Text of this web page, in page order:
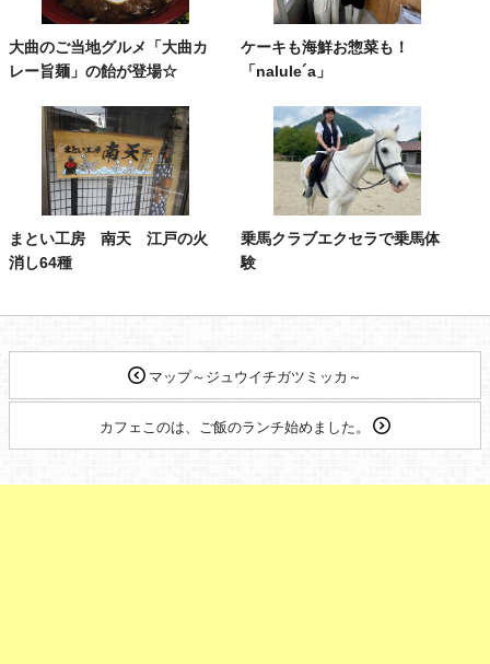
大曲のご当地グルメ「大曲カ
レー旨麺」の飴が登場☆
ケーキも海鮮お惣菜も！
「nalule´a」
まとい工房 南天 江戸の火
消し64種
乗馬クラブエクセラで乗馬体
験
マップ～ジュウイチガツミッカ～
カフェこのは、ご飯のランチ始めました。